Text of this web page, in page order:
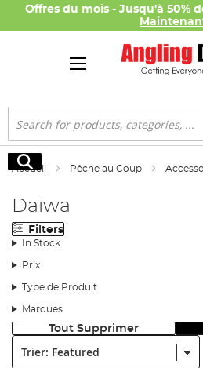
Offres du mois - Jusqu'à 50%
Rechercher
Rechercher
Accueil Pêche au Coup
Daiwa
Filters
In Stock
Prix
Type de Produit
Marques
Tout Supprimer